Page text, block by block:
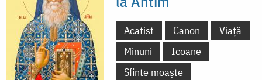
Acatist Canon
Viață
Minuni
Icoane
Sfinte moaște